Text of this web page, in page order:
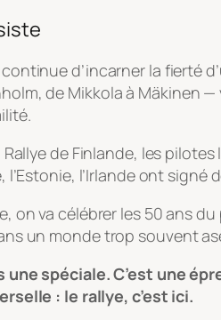
d’incarner la fierté
de Mikkola à Mäkinen
de Finlande, les
l’Estonie, l’Irlande ont
on va célébrer les 50 ans
un monde trop souvent
une spéciale. C’est une
: le rallye, c’est ici.